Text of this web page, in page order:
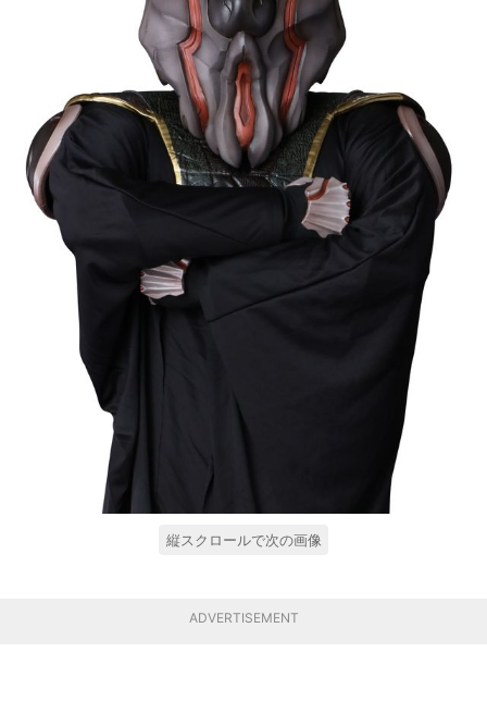
縦スクロールで次の画像
ADVERTISEMENT